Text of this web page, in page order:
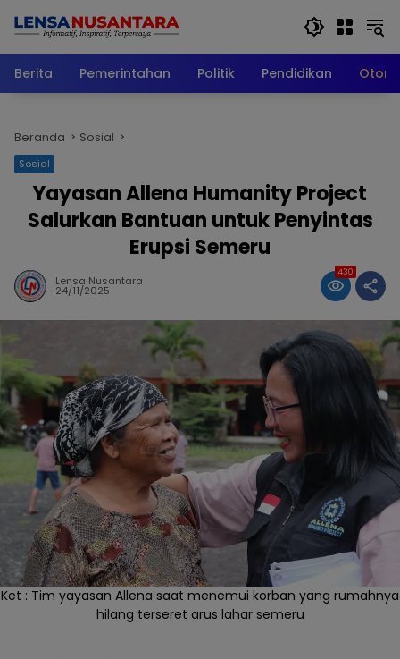
Berita
Pemerintahan Politik Pendidikan
Beranda Sosial
Sosial
Yayasan Allena Humanity Project
Salurkan Bantuan untuk Penyintas
Erupsi Semeru
Lensa Nusantara
24/11/2025
430
Ket : Tim yayasan Allena saat menemui korban yang rumahnya
hilang terseret arus lahar semeru